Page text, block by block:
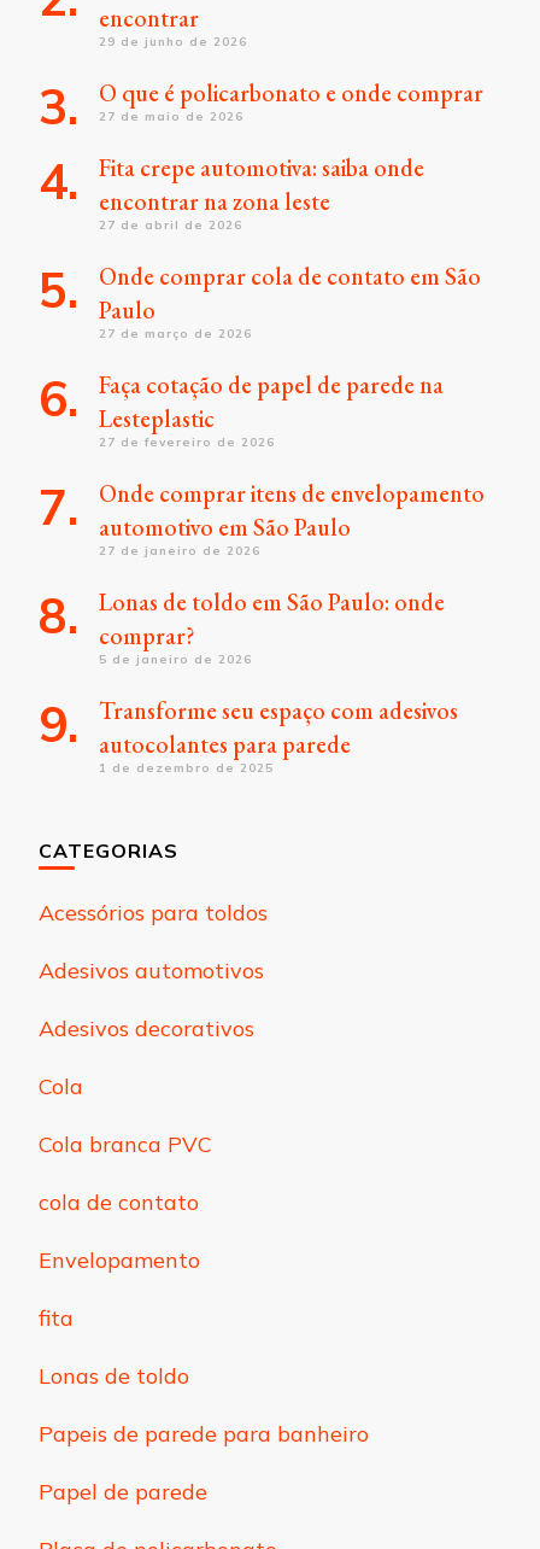
encontrar
29 de junho de 2026
O que é policarbonato e onde comprar
27 de maio de 2026
Fita crepe automotiva: saiba onde
encontrar na zona leste
27 de abril de 2026
Onde comprar cola de contato em São
Paulo
27 de março de 2026
Faça cotação de papel de parede na
Lesteplastic
27 de fevereiro de 2026
Onde comprar itens de envelopamento
automotivo em São Paulo
27 de janeiro de 2026
Lonas de toldo em São Paulo: onde
comprar?
5 de janeiro de 2026
Transforme seu espaço com adesivos
autocolantes para parede
1 de dezembro de 2025
CATEGORIAS
Acessórios para toldos
Adesivos automotivos
Adesivos decorativos
Cola
Cola branca PVC
cola de contato
Envelopamento
fita
Lonas de toldo
Papeis de parede para banheiro
Papel de parede